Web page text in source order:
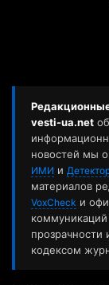
vesti-ua.net
новостей мы
ИМИ и
материалов
VoxCheck и
прозрачности
кодексом